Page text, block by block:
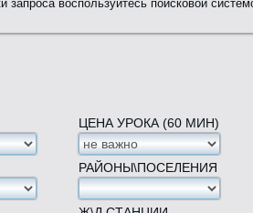
запроса воспользуйтесь поисковой
ЦЕНА УРОКА (60 МИН)
РАЙОНЫ\ПОСЕЛЕНИЯ